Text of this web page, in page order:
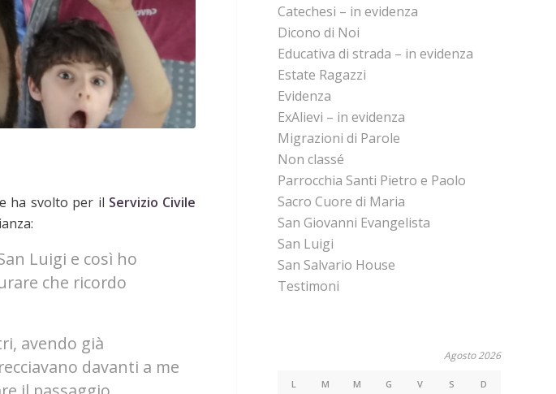
ha svolto per il Servizio Civile
Luigi e così ho
che ricordo
avendo già
davanti a me
Catechesi – in evidenza
Dicono di Noi
Educativa di strada – in evidenza
Estate Ragazzi
Evidenza
ExAlievi – in evidenza
Migrazioni di Parole
Non classé
Parrocchia Santi Pietro e Paolo
Sacro Cuore di Maria
San Giovanni Evangelista
San Luigi
San Salvario House
Testimoni
Agosto 2026
L M M G V S D